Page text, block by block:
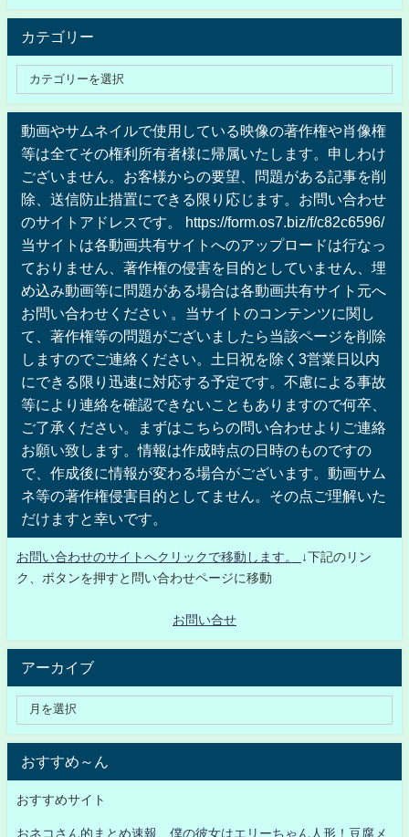
カテゴリー
動画やサムネイルで使用している映像の著作権や肖像権
等は全てその権利所有者様に帰属いたします。申しわけ
ございません。お客様からの要望、問題がある記事を削
除、送信防止措置にできる限り応じます。お問い合わせ
のサイトアドレスです。 https://form.os7.biz/f/c82c6596/
当サイトは各動画共有サイトへのアップロードは行なっ
ておりません、著作権の侵害を目的としていません、埋
め込み動画等に問題がある場合は各動画共有サイト元へ
お問い合わせください 。当サイトのコンテンツに関し
て、著作権等の問題がございましたら当該ページを削除
しますのでご連絡ください。土日祝を除く3営業日以内
にできる限り迅速に対応する予定です。不慮による事故
等により連絡を確認できないこともありますので何卒、
ご了承ください。まずはこちらの問い合わせよりご連絡
お願い致します。情報は作成時点の日時のものですの
で、作成後に情報が変わる場合がございます。動画サム
ネ等の著作権侵害目的としてません。その点ご理解いた
だけますと幸いです。
お問い合わせのサイトへクリックで移動します。
↓下記のリン
ク、ボタンを押すと問い合わせページに移動
お問い合せ
アーカイブ
おすすめ～ん
おすすめサイト
おネコさん的まとめ速報 僕の彼女はエリーちゃん人形！豆腐メ